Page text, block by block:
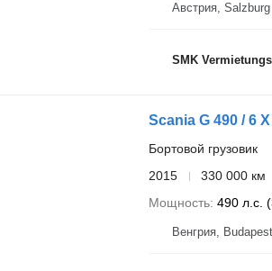
Австрия, Salzburg
SMK
Scania G 490 / 6
Бортовой грузовик
2015
330 000 км
Мощность 490 л.с.
Венгрия, Budapest